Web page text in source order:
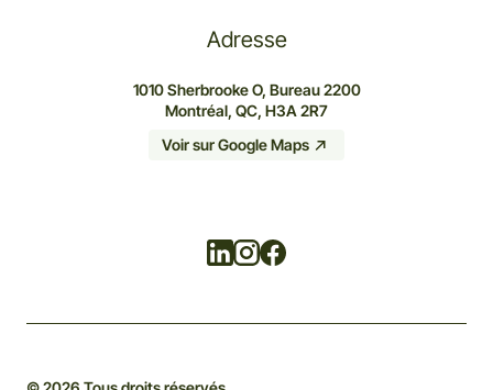
Adresse
1010 Sherbrooke O, Bureau 2200
Montréal, QC, H3A 2R7
Voir sur Google Maps
LinkedinInstagram